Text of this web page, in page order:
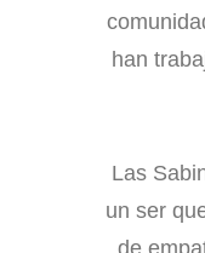
han
Las
un ser
de